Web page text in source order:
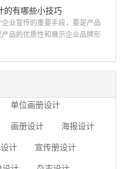
业画册?高级画册设计公司 如
公司 首先是员工的能力是否
员观察捕捉信息、与企业顺利沟
的能力;摄影人员拍摄出真实有效
画册设...
的有哪些小技巧
宣传的重要手段，要是产品
品的优质性和展示企业品牌形
企业文化，引起客户关注 现
册来进行市场宣传，高档产品
册设计，能够将一个公司的企业
单位画册设计
画册设计 海报设计
计 宣传册设计